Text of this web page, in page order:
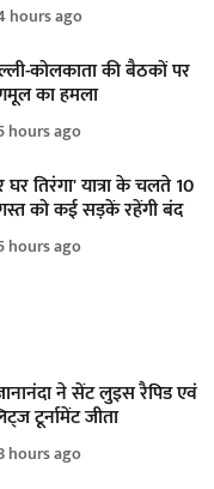
hours ago
कोलकाता की बैठकों पर
का हमला
hours ago
घर तिरंगा' यात्रा के चलते 10
को कई सड़कें रहेंगी बंद
hours ago
ने सेंट लुइस रैपिड एवं
टूर्नामेंट जीता
hours ago